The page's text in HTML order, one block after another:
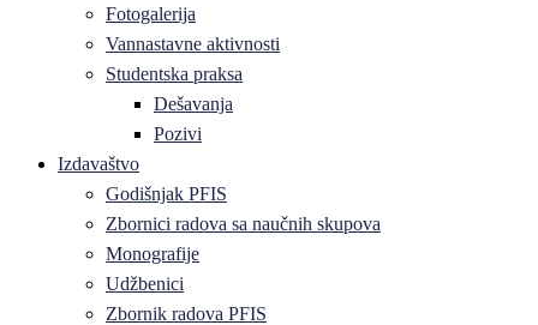
Fotogalerija
Vannastavne aktivnosti
Studentska praksa
Dešavanja
Pozivi
Izdavaštvo
Godišnjak PFIS
Zbornici radova sa naučnih skupova
Monografije
Udžbenici
Zbornik radova PFIS